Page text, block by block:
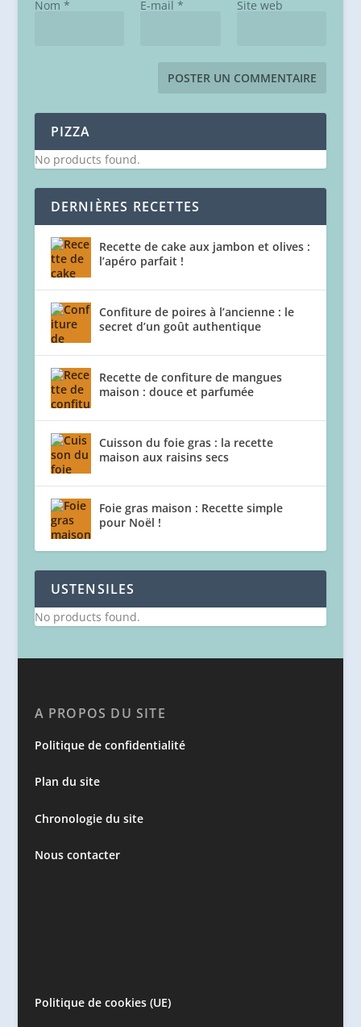
Nom * E-mail * Site web
PIZZA
No products found.
DERNIÈRES RECETTES
Recette de cake aux jambon et olives :
l’apéro parfait !
Confiture de poires à l’ancienne : le
secret d’un goût authentique
Recette de confiture de mangues
maison : douce et parfumée
Cuisson du foie gras : la recette
maison aux raisins secs
Foie gras maison : Recette simple
pour Noël !
USTENSILES
No products found.
A PROPOS DU SITE
Politique de confidentialité
Plan du site
Chronologie du site
Nous contacter
Politique de cookies (UE)